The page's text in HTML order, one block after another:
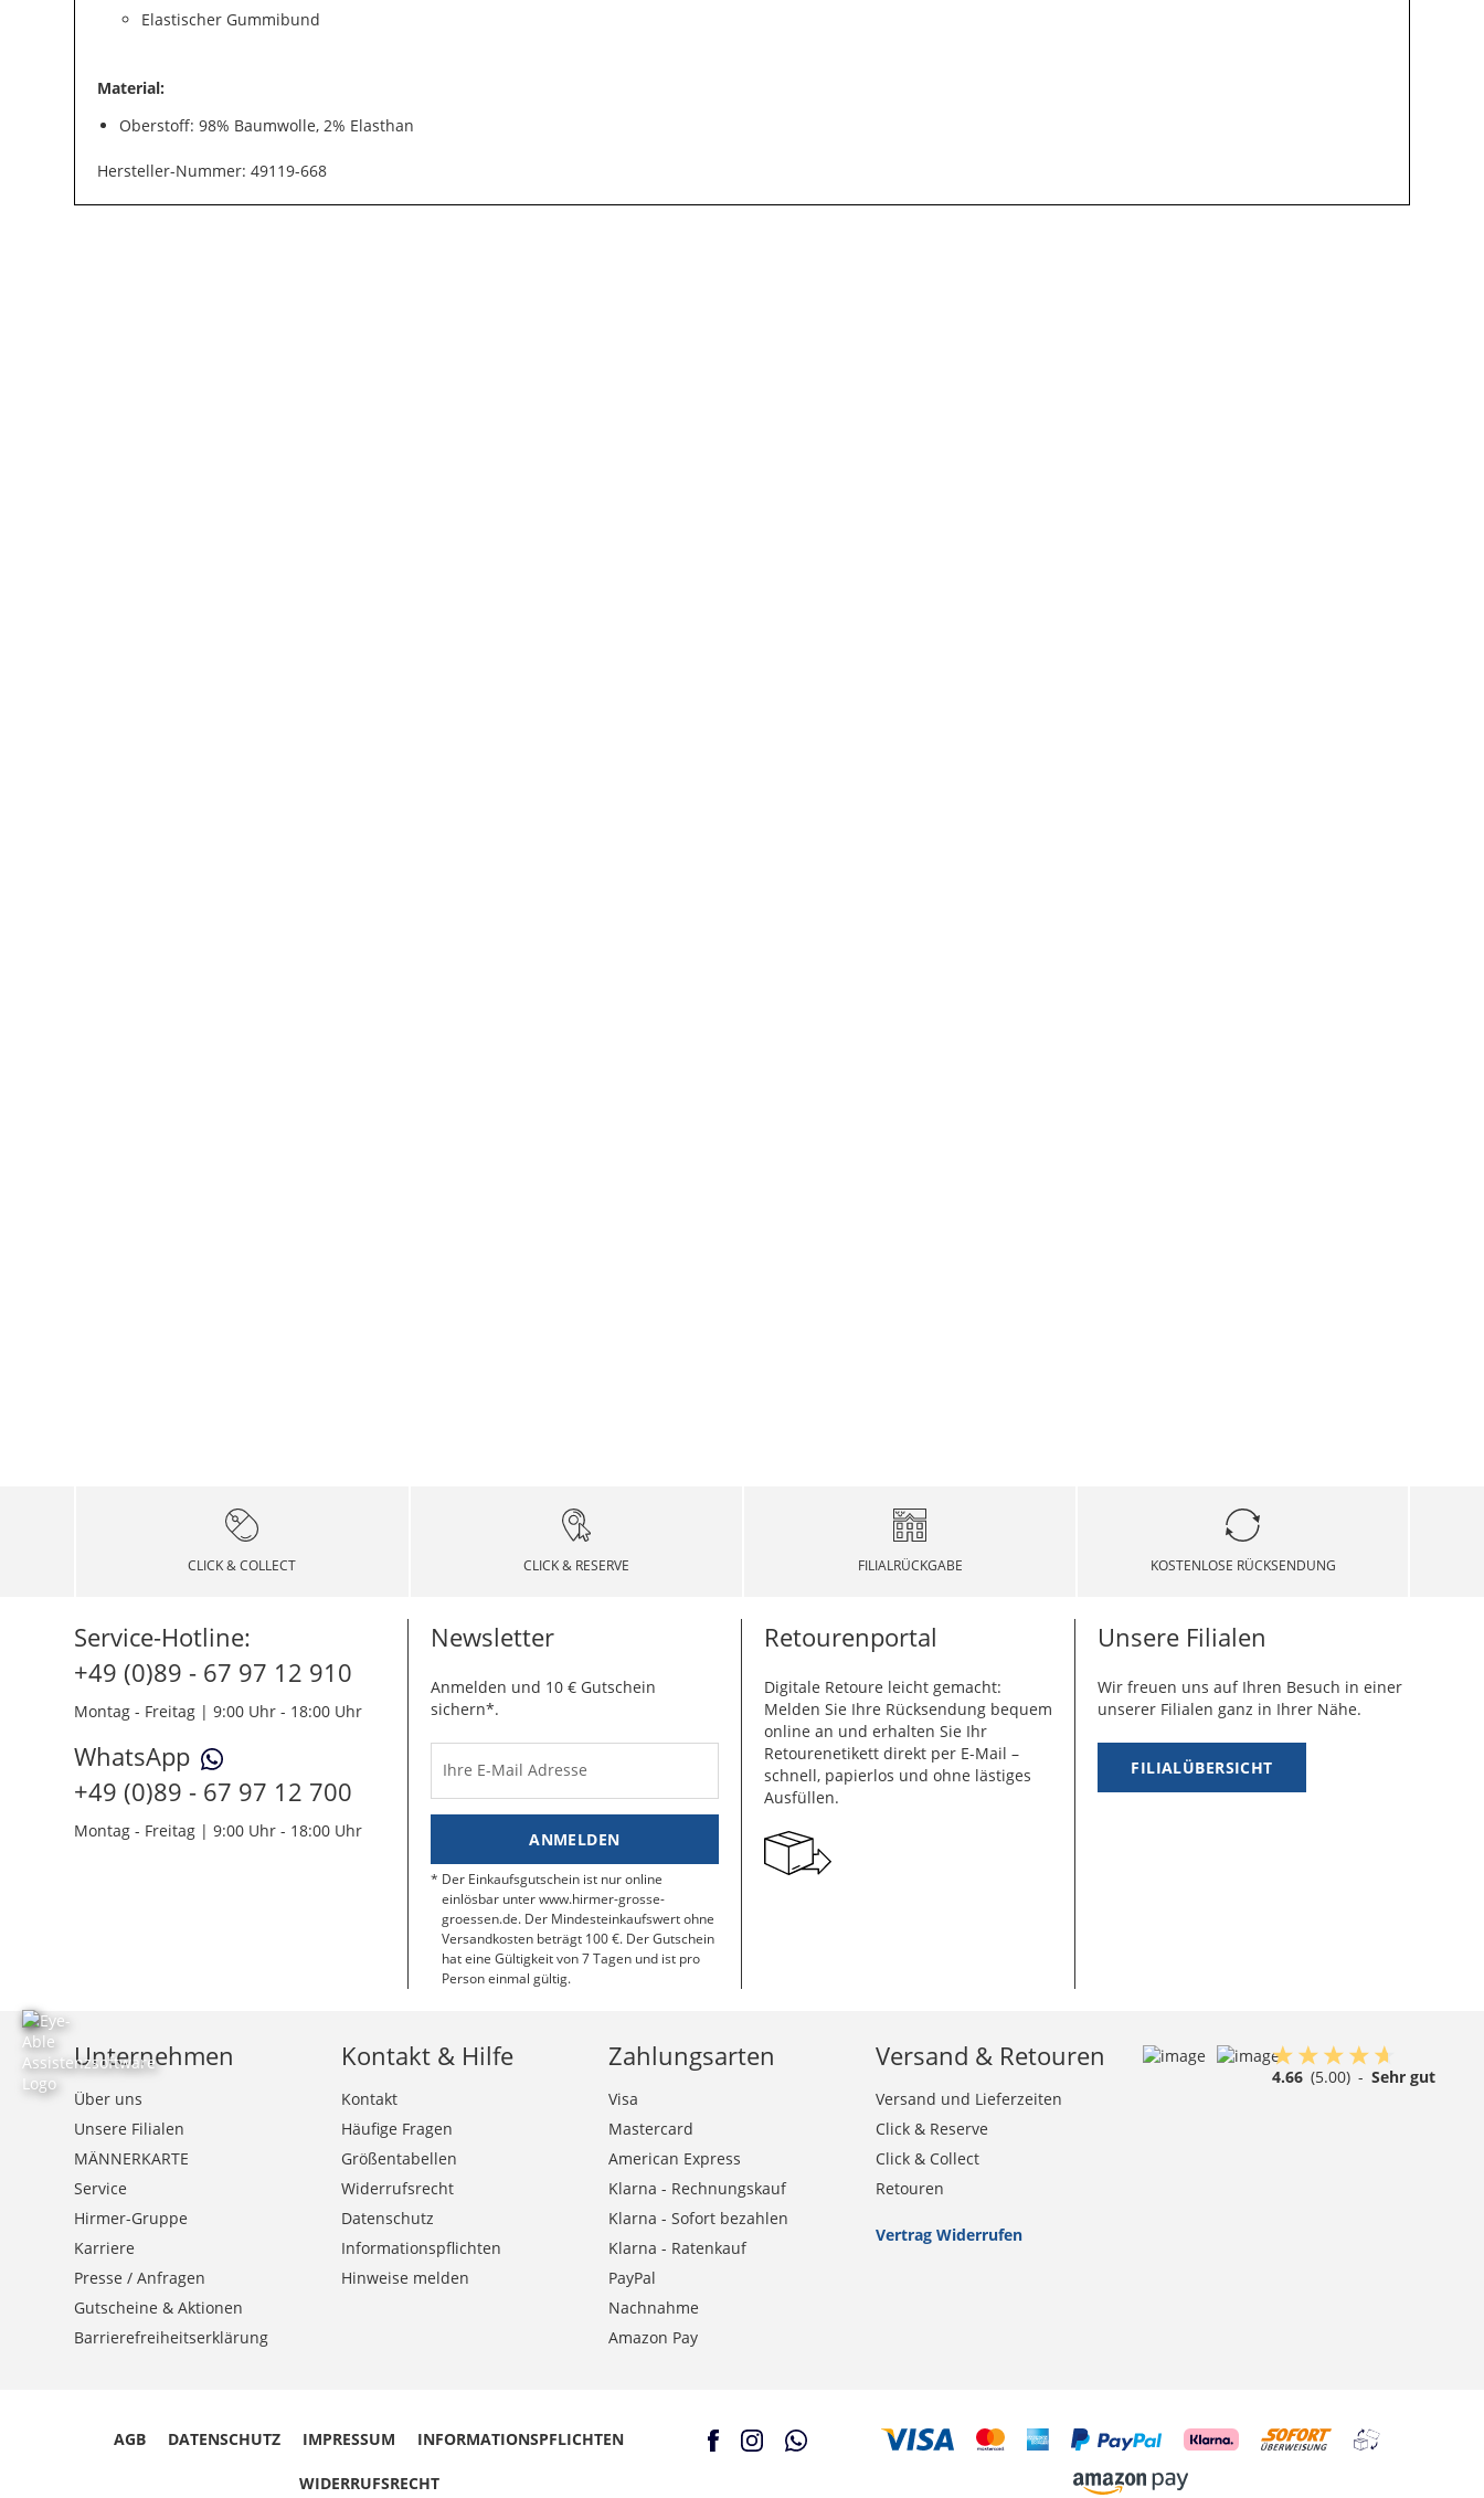
Elastischer Gummibund
Material:
Oberstoff: 98% Baumwolle, 2% Elasthan
Hersteller-Nummer: 49119-668
CLICK & COLLECT CLICK & RESERVE FILIALRÜCKGABE KOSTENLOSE RÜCKSENDUNG
Service-Hotline:
+49 (0)89 - 67 97 12 910
Montag - Freitag | 9:00 Uhr - 18:00 Uhr
WhatsApp
+49 (0)89 - 67 97 12 700
Montag - Freitag | 9:00 Uhr - 18:00 Uhr
Newsletter
Anmelden und 10 € Gutschein
sichern*.
Ihre E-Mail Adresse
ANMELDEN
Der Einkaufsgutschein ist nur online
einlösbar unter www.hirmer-grosse-
groessen.de. Der Mindesteinkaufswert ohne
Versandkosten beträgt 100 €. Der Gutschein
hat eine Gültigkeit von 7 Tagen und ist pro
Person einmal gültig.
Retourenportal
Digitale Retoure leicht gemacht:
Melden Sie Ihre Rücksendung bequem
online an und erhalten Sie Ihr
Retourenetikett direkt per E-Mail –
schnell, papierlos und ohne lästiges
Ausfüllen.
Unsere Filialen
Wir freuen uns auf Ihren Besuch in einer
unserer Filialen ganz in Ihrer Nähe.
FILIALÜBERSICHT
Unternehmen
Über uns
Unsere Filialen
MÄNNERKARTE
Service
Hirmer-Gruppe
Karriere
Presse / Anfragen
Gutscheine & Aktionen
Barrierefreiheitserklärung
Kontakt & Hilfe
Kontakt
Häufige Fragen
Größentabellen
Widerrufsrecht
Datenschutz
Informationspflichten
Hinweise melden
Zahlungsarten
Visa
Mastercard
American Express
Klarna - Rechnungskauf
Klarna - Sofort bezahlen
Klarna - Ratenkauf
PayPal
Nachnahme
Amazon Pay
Versand & Retouren
Versand und Lieferzeiten
Click & Reserve
Click & Collect
Retouren
Vertrag Widerrufen
4.66 (5.00) - Sehr gut
AGB DATENSCHUTZ IMPRESSUM INFORMATIONSPFLICHTEN
WIDERRUFSRECHT